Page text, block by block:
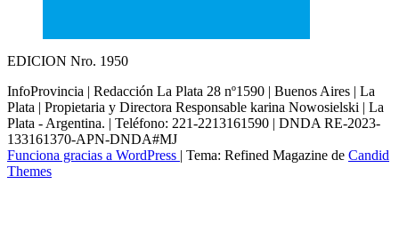
EDICION Nro. 1950
InfoProvincia | Redacción La Plata 28 nº1590 | Buenos Aires | La
Plata | Propietaria y Directora Responsable karina Nowosielski | La
Plata - Argentina. | Teléfono: 221-2213161590 | DNDA RE-2023-
133161370-APN-DNDA#MJ
Funciona gracias a WordPress | Tema: Refined Magazine de Candid
Themes